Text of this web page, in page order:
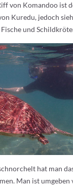
von Komandoo ist
Kuredu, jedoch
und
hat man
Man ist umgeben